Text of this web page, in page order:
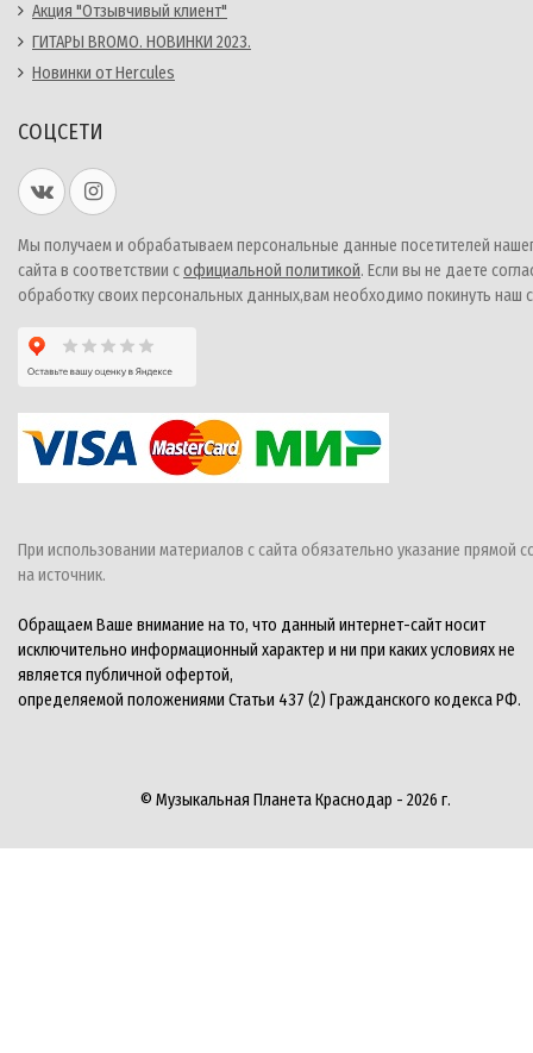
Акция "Отзывчивый клиент"
ГИТАРЫ BROMO. НОВИНКИ 2023.
Новинки от Hercules
СОЦСЕТИ
Мы получаем и обрабатываем персональные данные посетителей
сайта в соответствии софициальной политикой. Если вы не даете
обработку своих персональных данных,вам необходимо покинуть наш
При использовании материалов с сайта обязательно указание прямой
на источник.
Обращаем Ваше внимание на то, что данный интернет-сайт носит
исключительно информационный характер и ни при каких условиях не
является публичной офертой,
определяемой положениями Статьи 437 (2) Гражданского кодекса РФ.
© Музыкальная Планета Краснодар - 2026 г.